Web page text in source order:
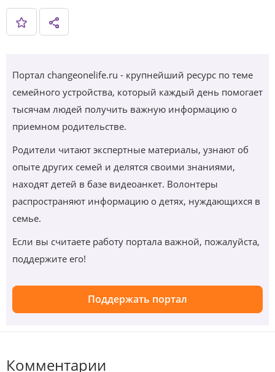
Портал changeonelife.ru - крупнейший ресурс по теме
семейного устройства, который каждый день помогает
тысячам людей получить важную информацию о
приемном родительстве.
Родители читают экспертные материалы, узнают об
опыте других семей и делятся своими знаниями,
находят детей в базе видеоанкет. Волонтеры
распространяют информацию о детях, нуждающихся в
семье.
Если вы считаете работу портала важной, пожалуйста,
поддержите его!
Поддержать портал
Комментарии